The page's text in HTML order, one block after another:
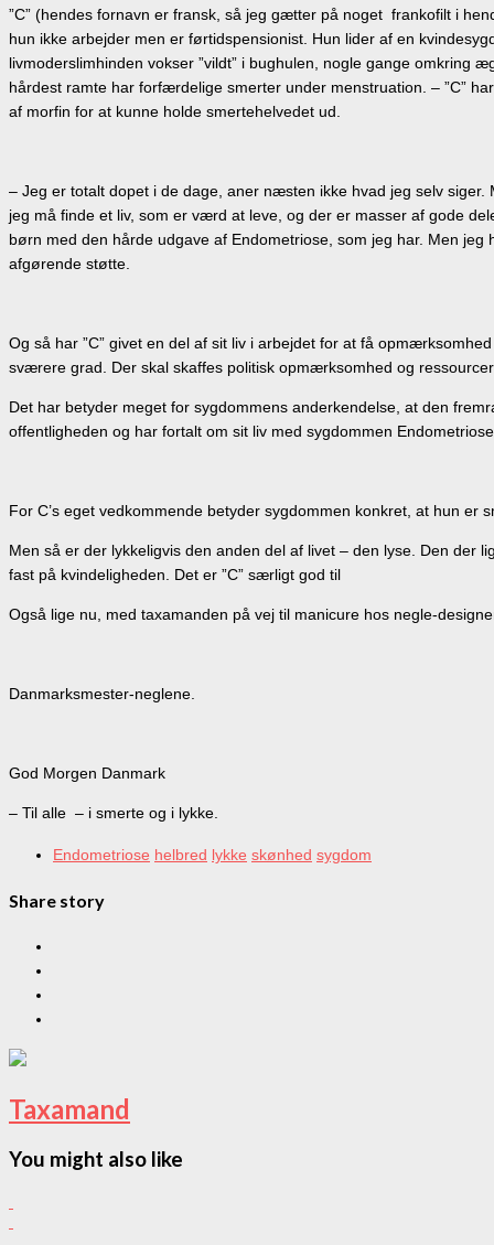
”C” (hendes fornavn er fransk, så jeg gætter på noget frankofilt i
hun ikke arbejder men er førtidspensionist. Hun lider af en
livmoderslimhinden vokser ”vildt” i bughulen, nogle gange
hårdest ramte har forfærdelige smerter under menstruation. – ”C”
af morfin for at kunne holde smertehelvedet ud.
– Jeg er totalt dopet i de dage, aner næsten ikke hvad jeg selv
jeg må finde et liv, som er værd at leve, og der er masser af gode
børn med den hårde udgave af Endometriose, som jeg har. Men
afgørende støtte.
Og så har ”C” givet en del af sit liv i arbejdet for at få
sværere grad. Der skal skaffes politisk opmærksomhed og
Det har betyder meget for sygdommens anderkendelse, at den
offentligheden og har fortalt om sit liv med sygdommen
For C’s eget vedkommende betyder sygdommen konkret, at hun
Men så er der lykkeligvis den anden del af livet – den lyse. Den der
fast på kvindeligheden. Det er ”C” særligt god til
Også lige nu, med taxamanden på vej til manicure hos negle-
Danmarksmester-neglene.
God Morgen Danmark
– Til alle – i smerte og i lykke.
Endometriose helbred lykke skønhed sygdom
Share story
Taxamand
You might also like